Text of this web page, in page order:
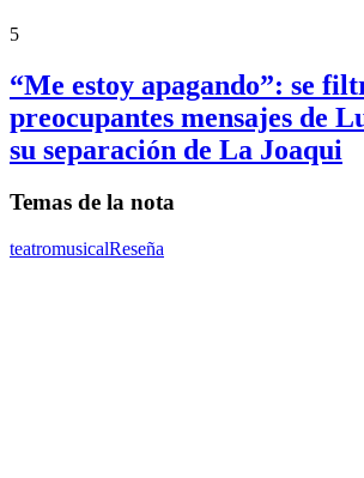
5
“Me estoy apagando”: se
preocupantes mensajes de
su separación de La Joaqui
Temas de la nota
teatromusicalReseña